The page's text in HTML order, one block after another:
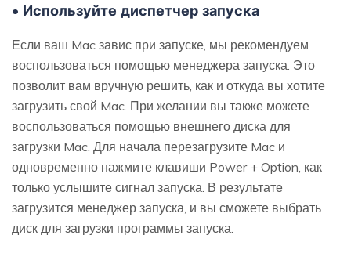
• Используйте диспетчер запуска
Если ваш Mac завис при запуске, мы рекомендуем
воспользоваться помощью менеджера запуска. Это
позволит вам вручную решить, как и откуда вы хотите
загрузить свой Mac. При желании вы также можете
воспользоваться помощью внешнего диска для
загрузки Mac. Для начала перезагрузите Mac и
одновременно нажмите клавиши Power + Option, как
только услышите сигнал запуска. В результате
загрузится менеджер запуска, и вы сможете выбрать
диск для загрузки программы запуска.